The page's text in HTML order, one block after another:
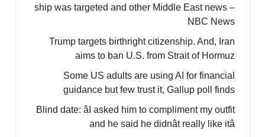
ship was targeted and other Middle East news –
NBC News
Trump targets birthright citizenship. And, Iran
aims to ban U.S. from Strait of Hormuz
Some US adults are using AI for financial
guidance but few trust it, Gallup poll finds
Blind date: âI asked him to compliment my outfit
and he said he didnât really like itâ